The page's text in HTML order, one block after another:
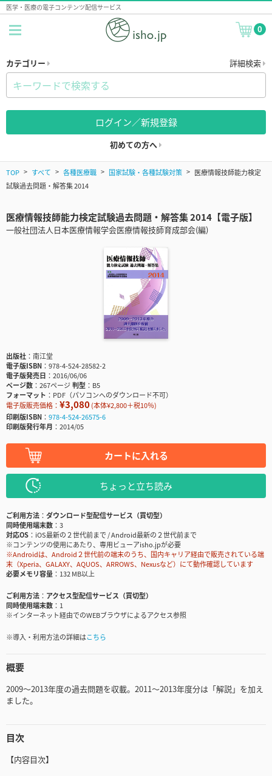
医学・医療の電子コンテンツ配信サービス
0
カテゴリー 詳細検索
ログイン／新規登録
初めての方へ
TOP すべて 各種医療職 国家試験・各種試験対策
医療情報技師能力検定
試験過去問題・解答集 2014
医療情報技師能力検定試験過去問題・解答集 2014【電子版】
一般社団法人日本医療情報学会医療情報技師育成部会(編)
出版社
南江堂
電子版ISBN
978-4-524-28582-2
電子版発売日
2016/06/06
ページ数
267ページ判型
B5
フォーマット
PDF（パソコンへのダウンロード不可）
電子版販売価格： ¥3,080(本体¥2,800＋税10％)
印刷版ISBN
978-4-524-26575-6
印刷版発行年月
2014/05
カートに入れる
ちょっと立ち読み
ご利用方法
ダウンロード型配信サービス（買切型）
同時使用端末数
3
対応OS
iOS最新の２世代前まで / Android最新の２世代前まで
※コンテンツの使用にあたり、専用ビューアisho.jpが必要
※Androidは、Android２世代前の端末のうち、国内キャリア経由で販売されている端
末（Xperia、GALAXY、AQUOS、ARROWS、Nexusなど）にて動作確認しています
必要メモリ容量
132 MB以上
ご利用方法
アクセス型配信サービス（買切型）
同時使用端末数
1
※インターネット経由でのWEBブラウザによるアクセス参照
※導入・利用方法の詳細はこちら
概要
2009～2013年度の過去問題を収載。2011～2013年度分は「解説」を加え
ました。
目次
【内容目次】